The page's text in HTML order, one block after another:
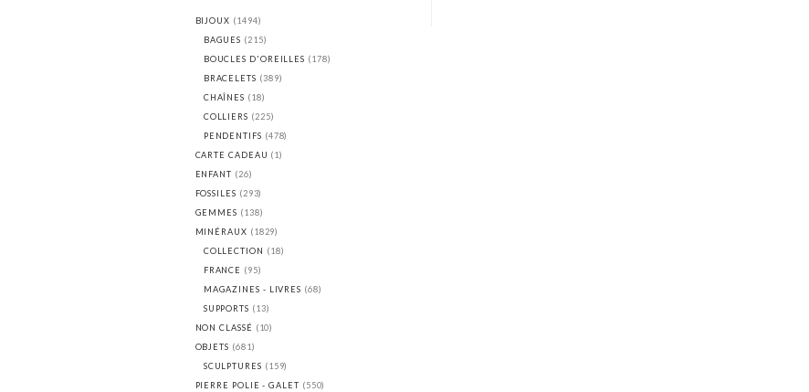
BIJOUX (1494)
BAGUES (215)
BOUCLES D'OREILLES (178)
BRACELETS (389)
CHAÎNES (18)
COLLIERS (225)
PENDENTIFS (478)
CARTE CADEAU (1)
ENFANT (26)
FOSSILES (293)
GEMMES (138)
MINÉRAUX (1829)
COLLECTION (18)
FRANCE (95)
MAGAZINES - LIVRES (68)
SUPPORTS (13)
NON CLASSÉ (10)
OBJETS (681)
SCULPTURES (159)
PIERRE POLIE - GALET (550)